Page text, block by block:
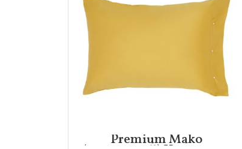
Premium Mako